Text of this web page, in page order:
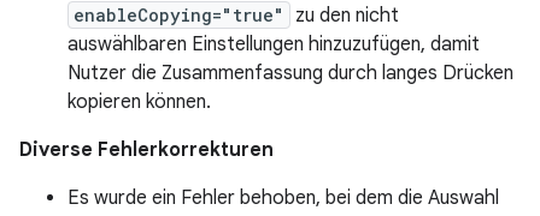
enableCopying="true"
zu den nicht
auswählbaren Einstellungen hinzuzufügen, damit
Nutzer die Zusammenfassung durch langes Drücken
kopieren können.
Diverse Fehlerkorrekturen
Es wurde ein Fehler behoben, bei dem die Auswahl